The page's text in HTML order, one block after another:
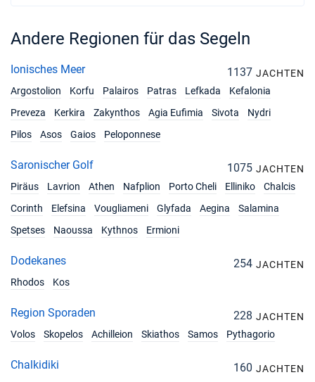
Andere Regionen für das Segeln
Ionisches Meer 1137 JACHTEN
Argostolion
Korfu Palairos Patras Lefkada
Kefalonia
Preveza
Kerkira Zakynthos Agia Eufimia Sivota
Nydri
Pilos
Asos Gaios Peloponnese
Saronischer Golf 1075 JACHTEN
Piräus
Lavrion Athen Nafplion Porto Cheli Elliniko
Chalcis
Corinth
Elefsina Vougliameni Glyfada Aegina
Salamina
Spetses
Naoussa Kythnos Ermioni
Dodekanes 254 JACHTEN
Rhodos
Kos
Region Sporaden 228 JACHTEN
Volos
Skopelos Achilleion Skiathos Samos Pythagorio
Chalkidiki 160 JACHTEN